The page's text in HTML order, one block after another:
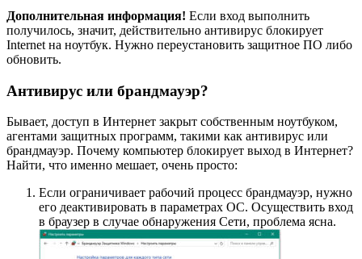
Дополнительная информация! Если вход выполнить
получилось, значит, действительно антивирус блокирует
Internet на ноутбук. Нужно переустановить защитное ПО либо
обновить.
Антивирус или брандмауэр?
Бывает, доступ в Интернет закрыт собственным ноутбуком,
агентами защитных программ, такими как антивирус или
брандмауэр. Почему компьютер блокирует выход в Интернет?
Найти, что именно мешает, очень просто:
Если ограничивает рабочий процесс брандмауэр, нужно
его деактивировать в параметрах ОС. Осуществить вход
в браузер в случае обнаружения Сети, проблема ясна.